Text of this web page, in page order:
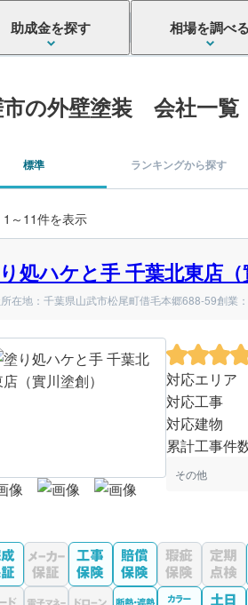
助成金を探す 相場を調べる
市の外壁塗装 会社一覧
標準 ランキングから探す
～11件を表示
処ハケと手 千葉北東店（
在地：千葉県山武市松尾町借毛本郷688-59創業
対応エリア
対応工事
対応建物
累計工事件
その他